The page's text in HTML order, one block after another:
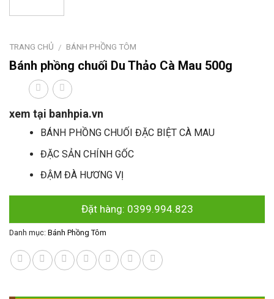
TRANG CHỦ / BÁNH PHỒNG TÔM
Bánh phồng chuối Du Thảo Cà Mau 500g
xem tại banhpia.vn
BÁNH PHỒNG CHUỐI ĐẶC BIỆT CÀ MAU
ĐẶC SẢN CHÍNH GỐC
ĐẬM ĐÀ HƯƠNG VỊ
Đặt hàng: 0399.994.823
Danh mục: Bánh Phồng Tôm